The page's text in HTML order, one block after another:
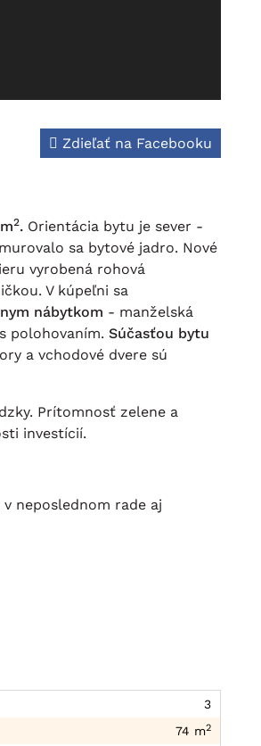
Zdieľať na Facebooku
2. Orientácia bytu je sever -
sa bytové jadro. Nové
vyrobená rohová
V kúpeľni sa
nábytkom - manželská
polohovaním. Súčasťou bytu
a vchodové dvere sú
Prítomnosť zelene a
investícií.
neposlednom rade aj
3
74 m2